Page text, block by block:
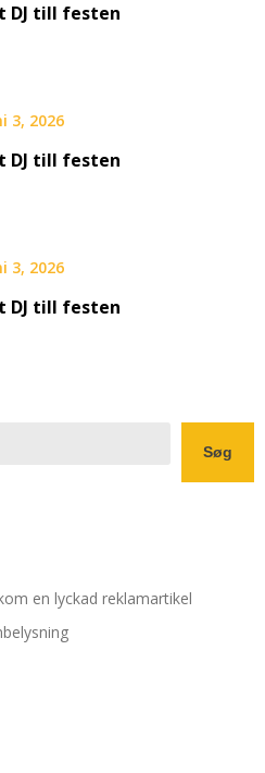
DJ till festen
3, 2026
DJ till festen
3, 2026
DJ till festen
Søg
en lyckad reklamartikel